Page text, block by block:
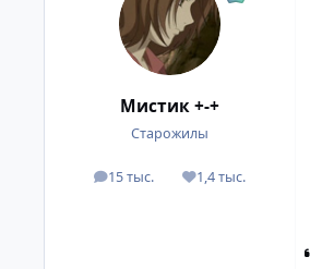
Мистик +-+
Старожилы
15 тыс.
посты 1,4 тыс.
Репутация